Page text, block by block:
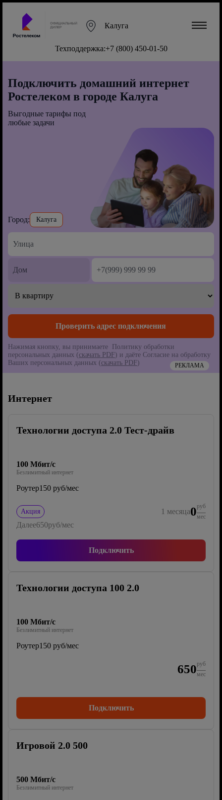
Калуга
Техподдержка:+7 (800) 450-01-50
Подключить домашний интернет
Ростелеком в городе Калуга
Выгодные тарифы под
любые задачи
Город: Калуга
Нажимая кнопку, вы принимаете Политику обработки
персональных данных (скачать PDF) и даёте Согласие на обработку
Ваших персональных данных (скачать PDF) РЕКЛАМА
Интернет
Технологии доступа 2.0 Тест-драйв
100 Мбит/с
Безлимитный интернет
Роутер150 руб/мес
Акция 1 месяца0руб
мес
Далее650руб/мес
Подключить
Технологии доступа 100 2.0
100 Мбит/с
Безлимитный интернет
Роутер150 руб/мес
650руб
мес
Подключить
Игровой 2.0 500
500 Мбит/с
Безлимитный интернет